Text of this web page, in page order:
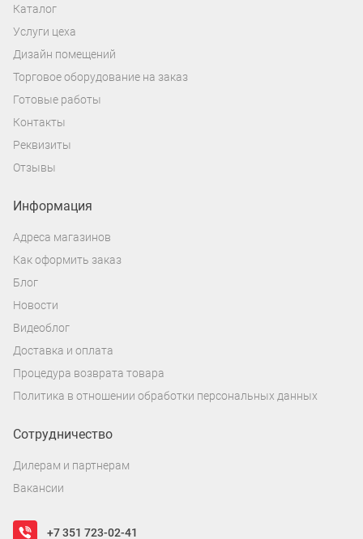
Каталог
Услуги цеха
Дизайн помещений
Торговое оборудование на заказ
Готовые работы
Контакты
Реквизиты
Отзывы
Информация
Адреса магазинов
Как оформить заказ
Блог
Новости
Видеоблог
Доставка и оплата
Процедура возврата товара
Политика в отношении обработки персональных данных
Сотрудничество
Дилерам и партнерам
Вакансии
+7 351 723-02-41